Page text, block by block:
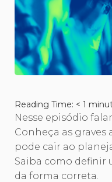
Reading Time: < 1
Nesse episódio
Conheça as graves
pode cair ao
Saiba como definir
da forma correta.